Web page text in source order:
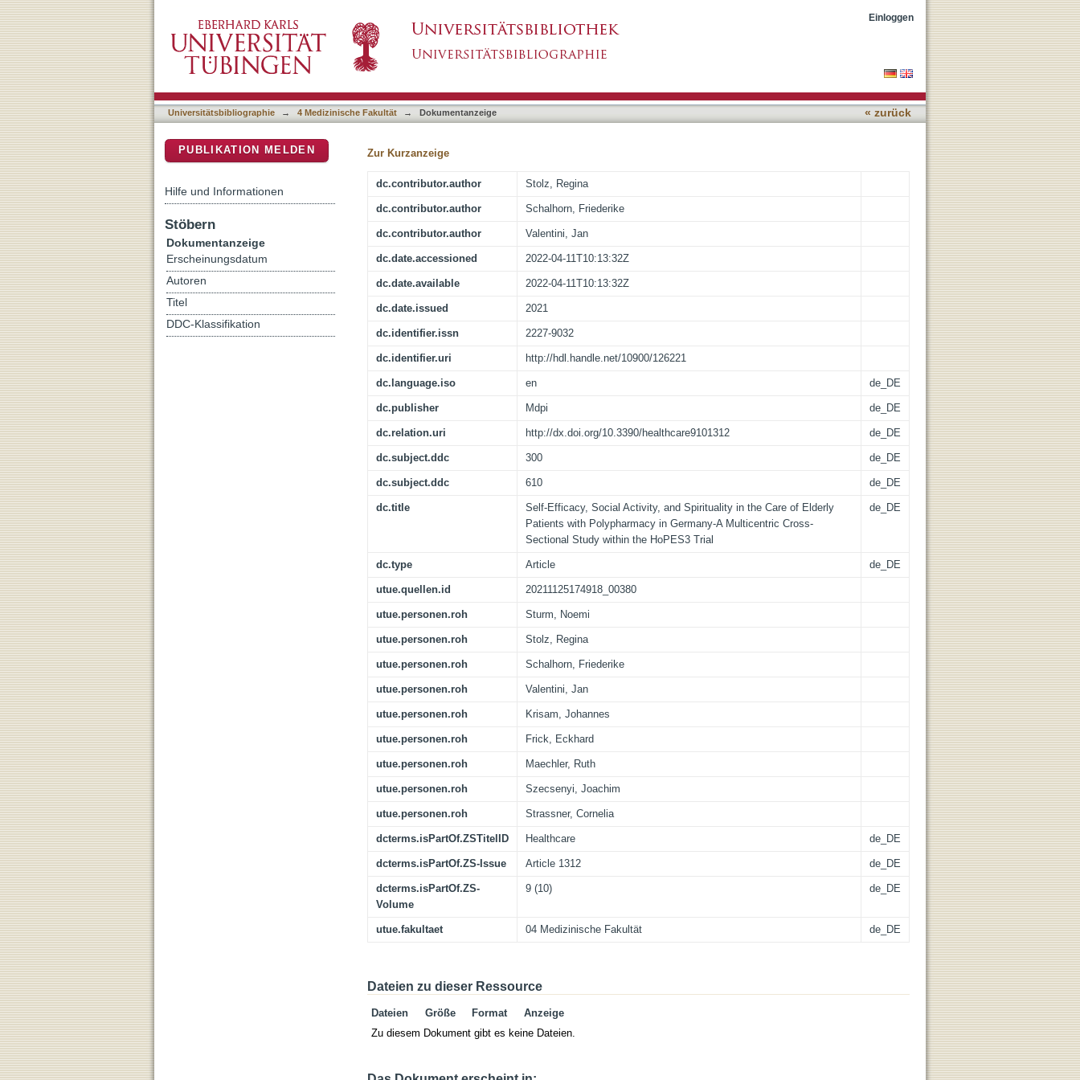
Self-Efficacy, Social Activity, and Spirituality in the Care of Elderly Patients with Polypharmacy in
Germany-A Multicentric Cross-Sectional Study within the HoPES3 Trial
Einloggen
Universitätsbibliographie → 4 Medizinische Fakultät → Dokumentanzeige « zurück
Zur Kurzanzeige
dc.contributor.author Stolz, Regina
dc.contributor.author Schalhorn, Friederike
dc.contributor.author Valentini, Jan
dc.date.accessioned 2022-04-11T10:13:32Z
dc.date.available 2022-04-11T10:13:32Z
dc.date.issued 2021
dc.identifier.issn 2227-9032
dc.identifier.uri http://hdl.handle.net/10900/126221
dc.language.iso en de_DE
dc.publisher Mdpi de_DE
dc.relation.uri http://dx.doi.org/10.3390/healthcare9101312 de_DE
dc.subject.ddc 300 de_DE
dc.subject.ddc 610 de_DE
dc.title
Self-Efficacy, Social Activity, and Spirituality in the Care of Elderly
Patients with Polypharmacy in Germany-A Multicentric Cross-
Sectional Study within the HoPES3 Trial
de_DE
dc.type Article de_DE
utue.quellen.id 20211125174918_00380
utue.personen.roh Sturm, Noemi
utue.personen.roh Stolz, Regina
utue.personen.roh Schalhorn, Friederike
utue.personen.roh Valentini, Jan
utue.personen.roh Krisam, Johannes
utue.personen.roh Frick, Eckhard
utue.personen.roh Maechler, Ruth
utue.personen.roh Szecsenyi, Joachim
utue.personen.roh Strassner, Cornelia
dcterms.isPartOf.ZSTitelID Healthcare de_DE
dcterms.isPartOf.ZS-Issue Article 1312 de_DE
dcterms.isPartOf.ZS-
Volume
9 (10) de_DE
utue.fakultaet 04 Medizinische Fakultät de_DE
Dateien zu dieser Ressource
Dateien Größe Format
Anzeige
Zu diesem Dokument gibt es keine Dateien.
PUBLIKATION MELDEN
Hilfe und Informationen
Stöbern
Dokumentanzeige
Erscheinungsdatum
Autoren
Titel
DDC-Klassifikation